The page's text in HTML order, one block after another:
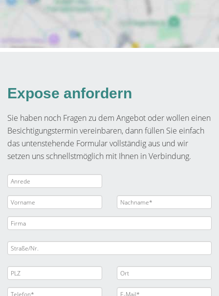
Expose anfordern
Sie haben noch Fragen zu dem Angebot oder wollen einen
Besichtigungstermin vereinbaren, dann füllen Sie einfach
das untenstehende Formular vollständig aus und wir
setzen uns schnellstmöglich mit Ihnen in Verbindung.